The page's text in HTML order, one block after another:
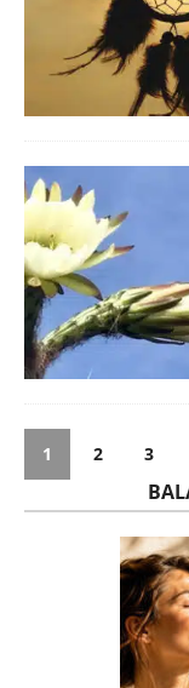
1 2 3